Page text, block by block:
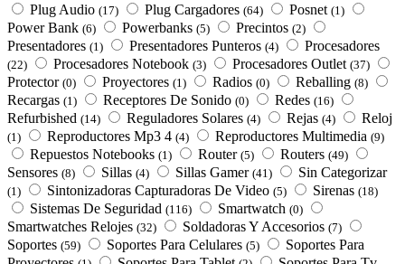
Plug Audio (17) Plug Cargadores (64) Posnet (1)
Power Bank (6) Powerbanks (5) Precintos (2)
Presentadores (1) Presentadores Punteros (4) Procesadores
(22) Procesadores Notebook (3) Procesadores Outlet (37)
Protector (0) Proyectores (1) Radios (0) Reballing (8)
Recargas (1) Receptores De Sonido (0) Redes (16)
Refurbished (14) Reguladores Solares (4) Rejas (4) Reloj
(1) Reproductores Mp3 4 (4) Reproductores Multimedia (9)
Repuestos Notebooks (1) Router (5) Routers (49)
Sensores (8) Sillas (4) Sillas Gamer (41) Sin Categorizar
(1) Sintonizadoras Capturadoras De Video (5) Sirenas (18)
Sistemas De Seguridad (116) Smartwatch (0)
Smartwatches Relojes (32) Soldadoras Y Accesorios (7)
Soportes (59) Soportes Para Celulares (5)
Soportes Para